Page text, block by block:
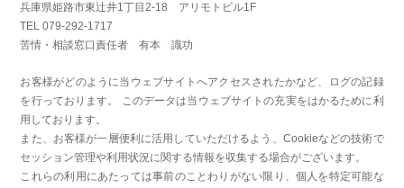
兵庫県姫路市東辻井1丁目2-18 アリモトビル1F
TEL 079-292-1717
苦情・相談窓口責任者 有本 識功
お客様がどのように当ウェブサイトへアクセスされたかなど、ログの記録
を行っております。 このデータは当ウェブサイトの充実をはかるために利
用しております。
また、お客様が一層便利に活用していただけるよう、Cookieなどの技術で
セッション管理や利用状況に関する情報を収集する場合がございます。
これらの利用にあたっては事前のことわりがない限り、個人を特定可能な